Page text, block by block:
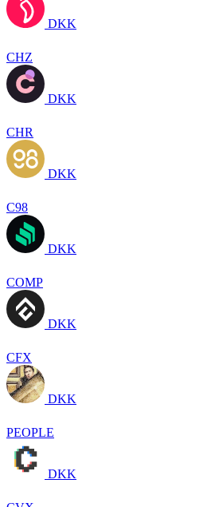
DKK
CHZ
DKK
CHR
DKK
C98
DKK
COMP
DKK
CFX
DKK
PEOPLE
DKK